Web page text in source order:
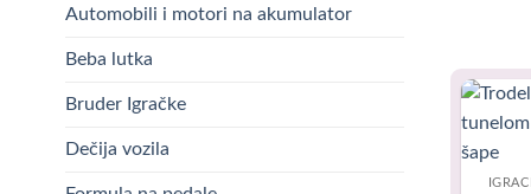
Automobili i motori na akumulator
Beba lutka
Bruder Igračke
Dečija vozila
važnu